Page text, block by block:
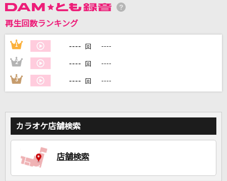
カラオケをもっと楽しもう！
家族や友達と一緒に！練習にも！
再生回数ランキング
1 ---- 回 ----
2 ---- 回 ----
3 ---- 回 ----
カラオケ店舗検索
店舗検索